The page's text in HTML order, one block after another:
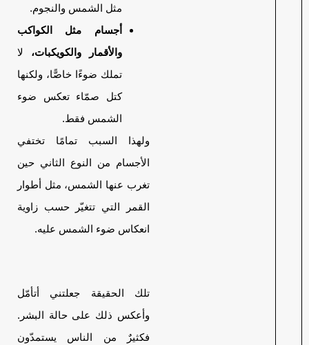
مثل الشمس والنجوم.
أجسام مثل الكواكب
والأقمار والكويكبات، لا
تملك ضوءًا خاصًّا، ولكنها
كتل صمّاء تعكس ضوء
الشمس فقط.
ولهذا السبب تمامًا تختفي
الأجسام من النوع الثاني حين
تغرب عنها الشمس، مثل أطوار
القمر التي تتغيّر حسب زاوية
انعكاس ضوء الشمس عليه.
تلك الحقيقة جعلتني أتأمّل
وأعكس ذلك على حالة البشر.
فكثيرٌ من الناس يستمدّون